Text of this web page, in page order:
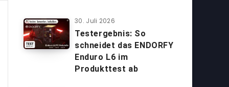
30. Juli 2026
Testergebnis: So
schneidet das ENDORFY
Enduro L6 im
Produkttest ab